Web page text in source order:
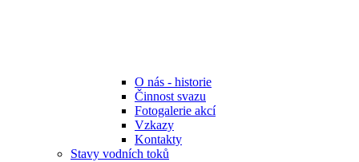
O nás - historie
Činnost svazu
Fotogalerie akcí
Vzkazy
Kontakty
Stavy vodních toků